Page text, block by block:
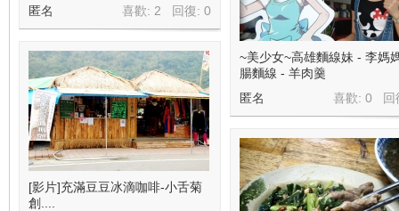
喜歡: 2 回復: 0
匿名
~美少女~高雄麵線妹 - 李媽
腸麵線 - 羊肉羹
喜歡: 0 回
匿名
[影片]充滿豆豆冰滴咖啡-小舌菊
創....